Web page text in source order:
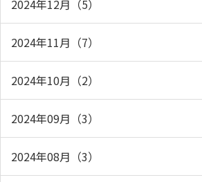
2024年12月（5）
2024年11月（7）
2024年10月（2）
2024年09月（3）
2024年08月（3）